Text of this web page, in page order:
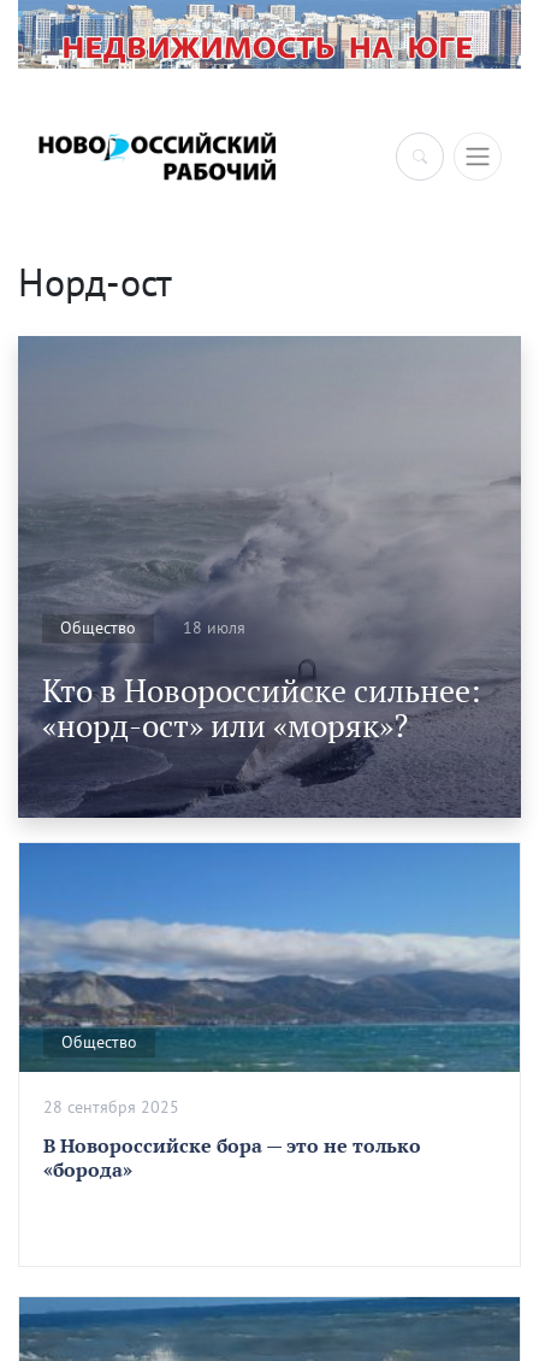
×
Норд-ост
Кто в Новороссийске сильнее:
«норд-ост» или «моряк»?
Общество 18 июля
Общество
В Новороссийске бора — это не только
«борода»
28 сентября 2025